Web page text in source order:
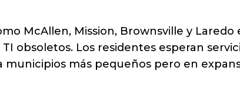
McAllen, Mission, Brownsville y
TI obsoletos. Los residentes esperan
municipios más pequeños pero en